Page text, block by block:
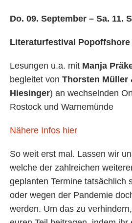
Do. 09. September – Sa. 11.
Literaturfestival Popoffshore
Lesungen u.a. mit Manja
begleitet von Thorsten Müller
Hiesinger) an wechselnden
Rostock und Warnemünde
Nähere Infos hier
So weit erst mal. Lassen wir
welche der zahlreichen
geplanten Termine tatsächlich
oder wegen der Pandemie
werden. Um das zu